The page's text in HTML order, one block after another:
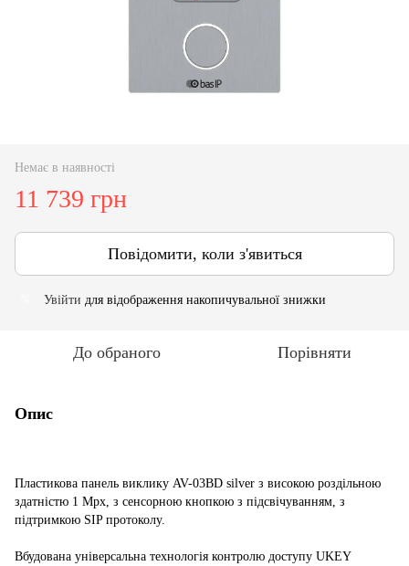
Немає в наявності
11 739 грн
Повідомити, коли з'явиться
Увійти для відображення накопичувальної знижки
До обраного Порівняти
Опис
Пластикова панель виклику AV-03BD silver з високою роздільною
здатністю 1 Mpx, з сенсорною кнопкою з підсвічуванням, з
підтримкою SIP протоколу.
Вбудована універсальна технологія контролю доступу UKEY